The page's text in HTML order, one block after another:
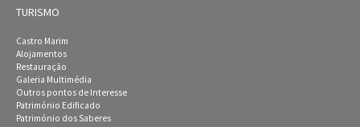
TURISMO
Castro Marim
Alojamentos
Restauração
Galeria Multimédia
Outros pontos de Interesse
Património Edificado
Património dos Saberes